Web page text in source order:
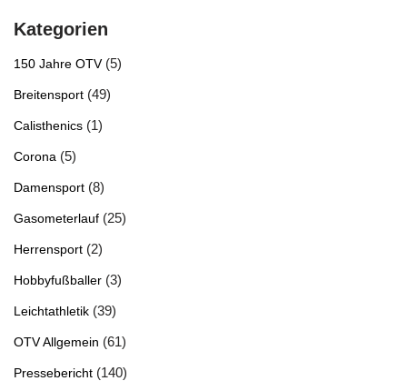
Kategorien
150 Jahre OTV(5)
Breitensport (49)
Calisthenics (1)
Corona (5)
Damensport (8)
Gasometerlauf (25)
Herrensport (2)
Hobbyfußballer (3)
Leichtathletik (39)
OTV Allgemein (61)
Pressebericht (140)